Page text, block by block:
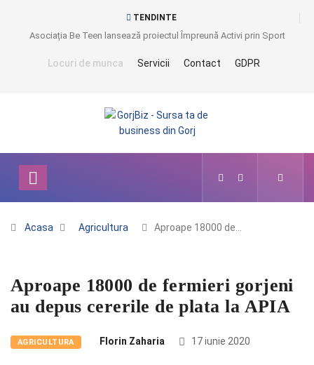
TENDINTE
Asociația Be Teen lansează proiectul Împreună Activi prin Sport
Locuri de munca Servicii Contact GDPR
Acasa Agricultura Aproape 18000 de…
Aproape 18000 de fermieri gorjeni
au depus cererile de plata la APIA
AGRICULTURA Florin Zaharia 17 iunie 2020